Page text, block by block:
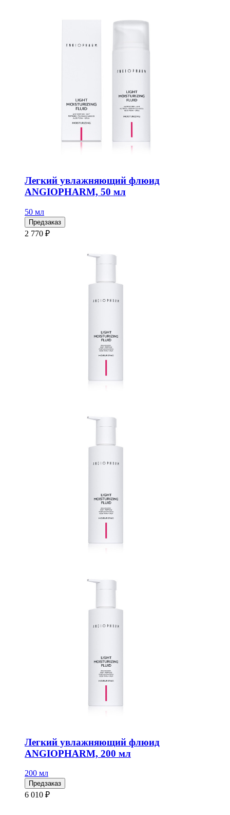
Легкий увлажняющий флюид
ANGIOPHARM, 50 мл
50 мл
Предзаказ
2 770 ₽
Легкий увлажняющий флюид
ANGIOPHARM, 200 мл
200 мл
Предзаказ
6 010 ₽